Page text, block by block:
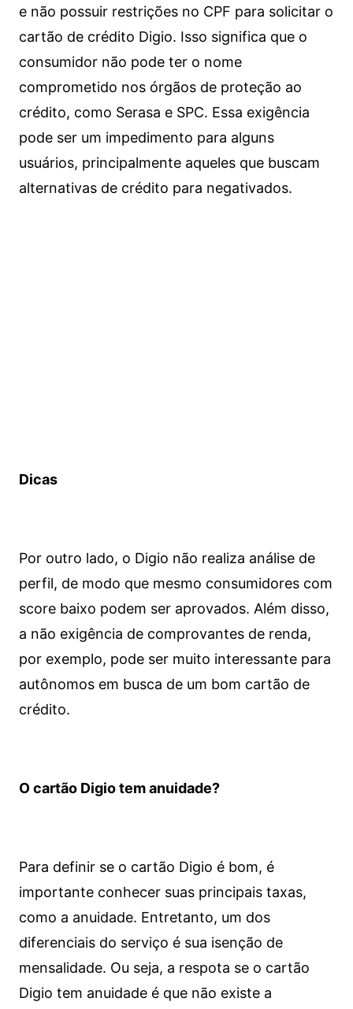
e não possuir restrições no CPF para solicitar o
cartão de crédito Digio. Isso significa que o
consumidor não pode ter o nome
comprometido nos órgãos de proteção ao
crédito, como Serasa e SPC. Essa exigência
pode ser um impedimento para alguns
usuários, principalmente aqueles que buscam
alternativas de crédito para negativados.
Dicas
Por outro lado, o Digio não realiza análise de
perfil, de modo que mesmo consumidores com
score baixo podem ser aprovados. Além disso,
a não exigência de comprovantes de renda,
por exemplo, pode ser muito interessante para
autônomos em busca de um bom cartão de
crédito.
O cartão Digio tem anuidade?
Para definir se o cartão Digio é bom, é
importante conhecer suas principais taxas,
como a anuidade. Entretanto, um dos
diferenciais do serviço é sua isenção de
mensalidade. Ou seja, a respota se o cartão
Digio tem anuidade é que não existe a